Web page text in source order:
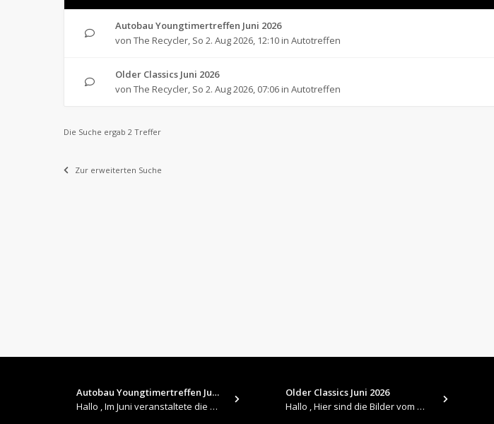
Autobau Youngtimertreffen Juni 2026
von The Recycler, So 2. Aug 2026, 12:10 in Autotreffen
Older Classics Juni 2026
von The Recycler, So 2. Aug 2026, 07:06 in Autotreffen
Die Suche ergab 2 Treffer
Zur erweiterten Suche
Autobau Youngtimertreffen Jun…
Hallo , Im Juni veranstaltete die Autobau in Romanshorn auf ihrem Gelände ein kleines Youngtimertreffen : https://up.
Older Classics Juni 2026
​Hallo , Hier sind die Bilder vom Older Classics im Juni 2026 : https://up.picr.de/51155940wd.jpg https://up.pic